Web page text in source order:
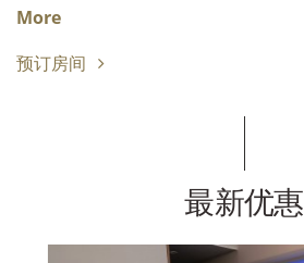
More
预订房间
最新优惠